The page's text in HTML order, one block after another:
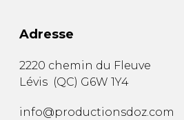
Adresse
2220 chemin du Fleuve
Lévis (QC) G6W 1Y4
info@productionsdoz.com